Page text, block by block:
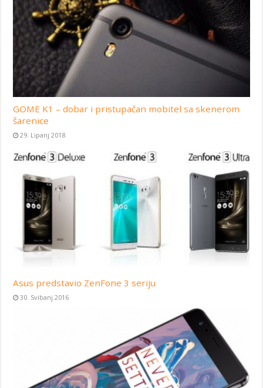
GOME K1 – dobar i pristupačan mobitel sa skenerom
šarenice
29. Lipanj 2018
Asus predstavio ZenFone 3 seriju
30. Svibanj 2016